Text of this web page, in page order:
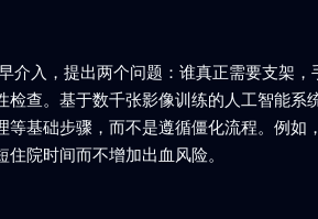
入，提出两个问题：谁真正需要支架
查。基于数千张影像训练的人工智能
基础步骤，而不是遵循僵化流程。例
院时间而不增加出血风险。